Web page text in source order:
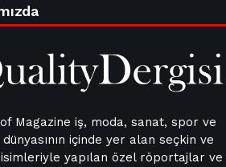
Magazine iş, moda, sanat, spor ve
içinde yer alan seçkin ve
yapılan özel röportajlar ve